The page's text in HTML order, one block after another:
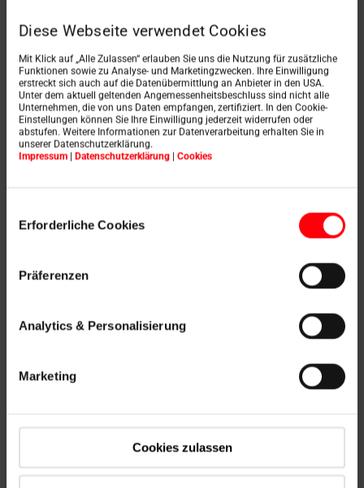
Diese Webseite verwendet Cookies
Mit Klick auf „Alle Zulassen“ erlauben Sie uns die Nutzung für zusätzliche
Funktionen sowie zu Analyse- und Marketingzwecken. Ihre Einwilligung
erstreckt sich auch auf die Datenübermittlung an Anbieter in den USA.
Unter dem aktuell geltenden Angemessenheitsbeschluss sind nicht alle
Unternehmen, die von uns Daten empfangen, zertifiziert. In den Cookie-
Einstellungen können Sie Ihre Einwilligung jederzeit widerrufen oder
abstufen. Weitere Informationen zur Datenverarbeitung erhalten Sie in
unserer Datenschutzerklärung.
Impressum | Datenschutzerklärung | Cookies
Erforderliche Cookies
Präferenzen
Analytics & Personalisierung
Marketing
Cookies zulassen
efficace est une priorité.
Ainsi, chaque toit plat - de la maison d'habitation au
bâtiment commercial - peut être alimenté de manière
optimale en lumière du jour avec la solution adéquate.
Toitures plates
durabilité et design
présente de nombreux
l'étanchéité contreles rayons UV et les variations de
température
et crée un espace vital supplémentaire
De plus, une toiture végétalisée augmente l'
isolation
intensive (avec des arbustes ou de petits arbres), les
possibilités sont nombreuses.
Pourquoi végétaliser un toit plat ?Tout simplement